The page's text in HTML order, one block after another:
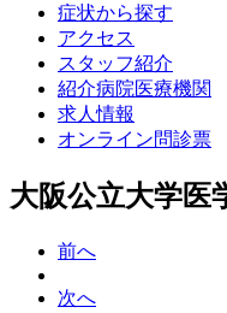
症状から探す
アクセス
スタッフ紹介
紹介病院医療機関
求人情報
オンライン問診票
大阪公立大学医
前へ
次へ